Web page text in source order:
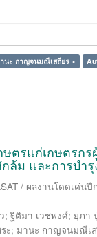
นะ กาญจนมณีเสถียร ×
ตรแก่เกษตรก
ล้ม และการบำ
/ ผลงานโดดเด่น
; ฐิติมา เวชพงศ์; ยุภา
ะ; มานะ กาญจนมณีเ